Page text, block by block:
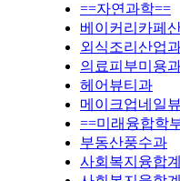
==자연과학==
베이커리카페
외식조리산업
의료피부미용
헤어뷰티과
메이크업네일
==미래융합학
부동산풍수과
사회복지융합